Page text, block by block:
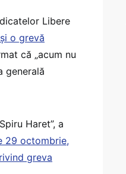
Libere
o grevă
că „acum nu
generală
Haret”, a
29 octombrie,
greva